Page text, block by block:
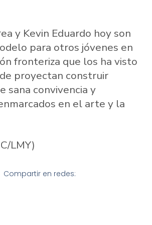
y Kevin Eduardo hoy son
para otros jóvenes en
fronteriza que los ha visto
proyectan construir
sana convivencia y
en el arte y la
LMY)
Compartir en redes: